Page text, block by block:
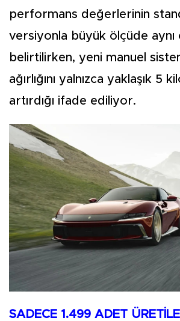
performans değerlerinin
versiyonla büyük ölçüde aynı
belirtilirken, yeni manuel
ağırlığını yalnızca yaklaşık 5
artırdığı ifade ediliyor.
SADECE 1.499 ADET